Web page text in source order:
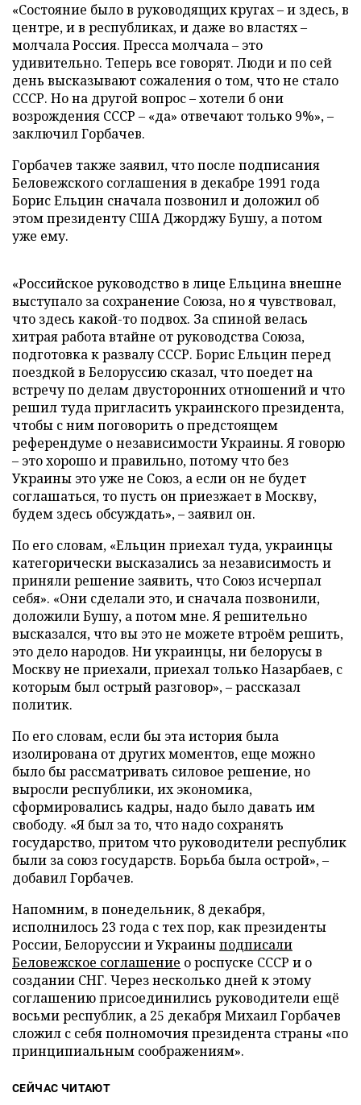
«Состояние было в руководящих кругах – и здесь, в
центре, и в республиках, и даже во властях –
молчала Россия. Пресса молчала – это
удивительно. Теперь все говорят. Люди и по сей
день высказывают сожаления о том, что не стало
СССР. Но на другой вопрос – хотели б они
возрождения СССР – «да» отвечают только 9%», –
заключил Горбачев.
Горбачев также заявил, что после подписания
Беловежского соглашения в декабре 1991 года
Борис Ельцин сначала позвонил и доложил об
этом президенту США Джорджу Бушу, а потом
уже ему.
«Российское руководство в лице Ельцина внешне
выступало за сохранение Союза, но я чувствовал,
что здесь какой-то подвох. За спиной велась
хитрая работа втайне от руководства Союза,
подготовка к развалу СССР. Борис Ельцин перед
поездкой в Белоруссию сказал, что поедет на
встречу по делам двусторонних отношений и что
решил туда пригласить украинского президента,
чтобы с ним поговорить о предстоящем
референдуме о независимости Украины. Я говорю
– это хорошо и правильно, потому что без
Украины это уже не Союз, а если он не будет
соглашаться, то пусть он приезжает в Москву,
будем здесь обсуждать», – заявил он.
По его словам, «Ельцин приехал туда, украинцы
категорически высказались за независимость и
приняли решение заявить, что Союз исчерпал
себя». «Они сделали это, и сначала позвонили,
доложили Бушу, а потом мне. Я решительно
высказался, что вы это не можете втроём решить,
это дело народов. Ни украинцы, ни белорусы в
Москву не приехали, приехал только Назарбаев, с
которым был острый разговор», – рассказал
политик.
По его словам, если бы эта история была
изолирована от других моментов, еще можно
было бы рассматривать силовое решение, но
выросли республики, их экономика,
сформировались кадры, надо было давать им
свободу. «Я был за то, что надо сохранять
государство, притом что руководители республик
были за союз государств. Борьба была острой», –
добавил Горбачев.
Напомним, в понедельник, 8 декабря,
исполнилось 23 года с тех пор, как президенты
России, Белоруссии и Украиныподписали
Беловежское соглашение о роспуске СССР и о
создании СНГ. Через несколько дней к этому
соглашению присоединились руководители ещё
восьми республик, а 25 декабря Михаил Горбачев
сложил с себя полномочия президента страны «по
принципиальным соображениям».
СЕЙЧАС ЧИТАЮТ